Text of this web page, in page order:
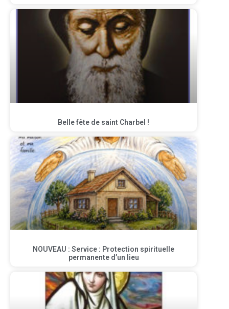
Belle fête de saint Charbel !
NOUVEAU : Service : Protection spirituelle
permanente d’un lieu